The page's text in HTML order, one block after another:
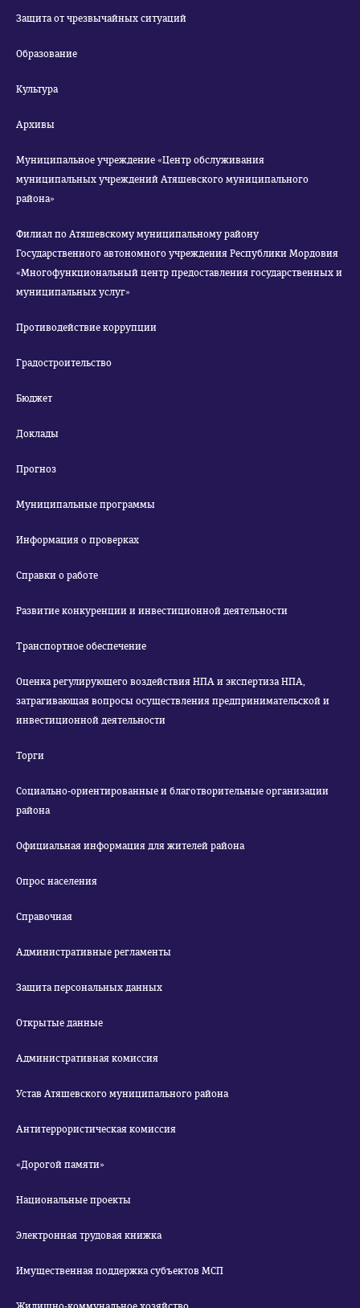
Защита от чрезвычайных ситуаций
Образование
Культура
Архивы
Муниципальное учреждение «Центр обслуживания
муниципальных учреждений Атяшевского муниципального
района»
Филиал по Атяшевскому муниципальному району
Государственного автономного учреждения Республики Мордовия
«Многофункциональный центр предоставления государственных и
муниципальных услуг»
Противодействие коррупции
Градостроительство
Бюджет
Доклады
Прогноз
Муниципальные программы
Информация о проверках
Справки о работе
Развитие конкуренции и инвестиционной деятельности
Транспортное обеспечение
Оценка регулирующего воздействия НПА и экспертиза НПА,
затрагивающая вопросы осуществления предпринимательской и
инвестиционной деятельности
Торги
Социально-ориентированные и благотворительные организации
района
Официальная информация для жителей района
Опрос населения
Справочная
Административные регламенты
Защита персональных данных
Открытые данные
Административная комиссия
Устав Атяшевского муниципального района
Антитеррористическая комиссия
«Дорогой памяти»
Национальные проекты
Электронная трудовая книжка
Имущественная поддержка субъектов МСП